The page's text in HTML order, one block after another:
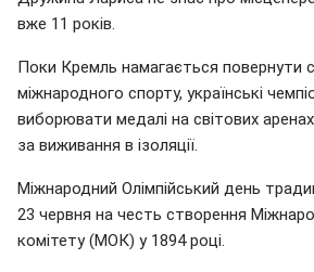
вже 11 років.
Поки Кремль намагається повернути
міжнародного спорту, українські
виборювати медалі на світових
за виживання в ізоляції.
Міжнародний Олімпійський день
23 червня на честь створення
комітету (МОК) у 1894 році.